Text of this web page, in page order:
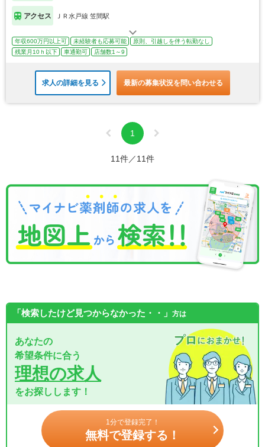
アクセス ＪＲ水戸線 笠間駅
年収600万円以上可 未経験者も応募可能
原則、引越しを伴う転勤なし
残業月10ｈ以下
車通勤可 店舗数1～9
求人の詳細を見る 最新の募集状況を問い合わせる
1
11件／11件
「検索したけど見つからなかった・・」 方は
あなたの
希望条件に合う
理想の求人
をお探しします！
1分で登録完了！
無料で登録する！